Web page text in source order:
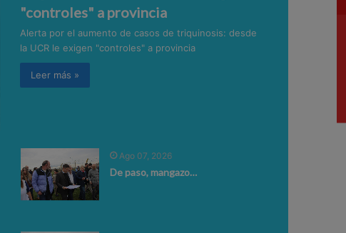
"controles" a provincia
Alerta por el aumento de casos de triquinosis: desde
la UCR le exigen "controles" a provincia
Leer más »
Ago 07, 2026
De paso, mangazo…